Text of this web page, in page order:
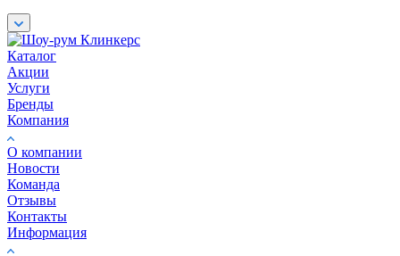
Каталог
Акции
Услуги
Бренды
Компания
О компании
Новости
Команда
Отзывы
Контакты
Информация